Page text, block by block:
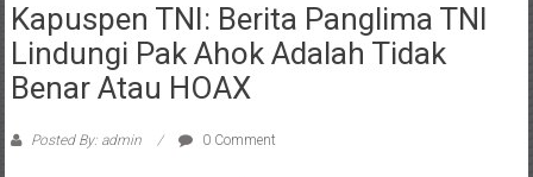
Kapuspen TNI: Berita Panglima TNI
Lindungi Pak Ahok Adalah Tidak
Benar Atau HOAX
Posted By: admin 0 Comment